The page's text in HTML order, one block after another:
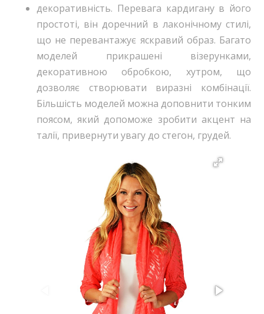
декоративність. Перевага кардигану в його
простоті, він доречний в лаконічному стилі,
що не перевантажує яскравий образ. Багато
моделей прикрашені візерунками,
декоративною обробкою, хутром, що
дозволяє створювати виразні комбінації.
Більшість моделей можна доповнити тонким
поясом, який допоможе зробити акцент на
талії, привернути увагу до стегон, грудей.